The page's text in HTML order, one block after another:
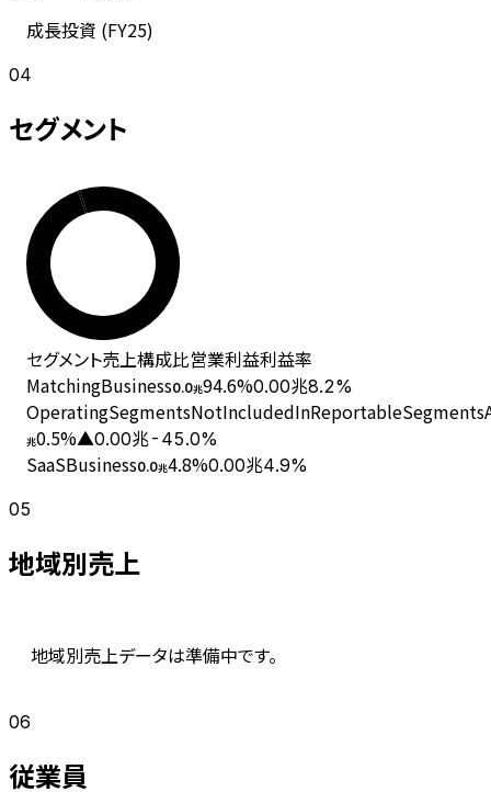
成長投資 (FY25)
04
セグメント
セグメント売上構成比営業利益利益率
MatchingBusiness0.0兆94.6%0.00兆8.2%
兆0.5%▲0.00兆-45.0%
SaaSBusiness0.0兆4.8%0.00兆4.9%
05
地域別売上
地域別売上データは準備中です。
06
従業員